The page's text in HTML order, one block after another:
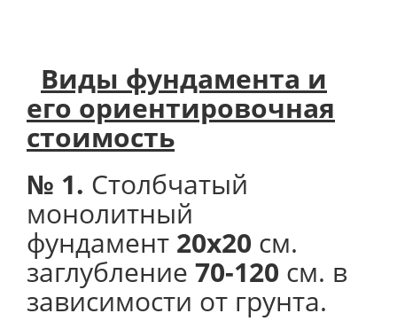
Виды фундамента и
его ориентировочная
стоимость
№ 1. Столбчатый
монолитный
фундамент 20х20 см.
заглубление 70-120 см. в
зависимости от грунта.